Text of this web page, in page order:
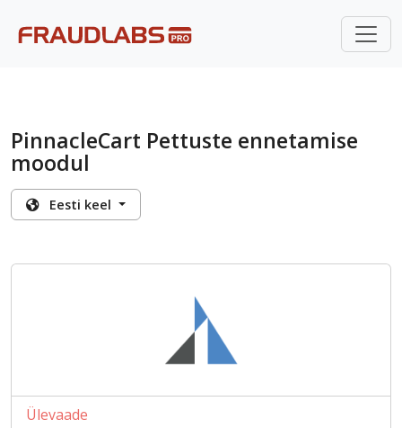
PinnacleCart Pettuste ennetamise
moodul
Eesti keel
Ülevaade